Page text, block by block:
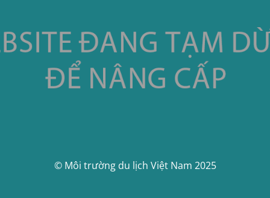
© Môi trường du lịch Việt Nam 2025